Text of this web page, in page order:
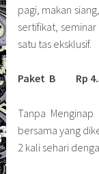
pagi, makan
sertifikat,
satu tas eksklusif.
Paket B Rp
Tanpa
bersama yang
2 kali sehari